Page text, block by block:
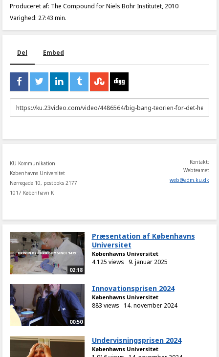
Produceret af: The Compound for Niels Bohr Institutet, 2010
Varighed: 27:43 min.
Del Embed
URL
to
KU Kommunikation
Københavns Universitet
Nørregade 10, postboks 2177
1017 København K
Kontakt:
Webteamet
web@adm.ku.dk
02:18
Præsentation af Københavns
Universitet
Københavns Universitet
4.125 views 9. januar 2025
00:50
Innovationsprisen 2024
Københavns Universitet
883 views 14. november 2024
Undervisningsprisen 2024
Københavns Universitet